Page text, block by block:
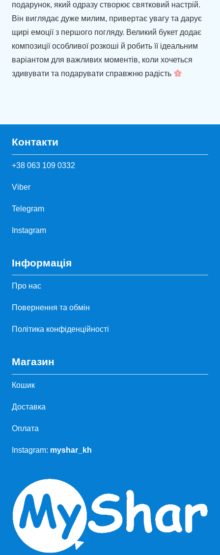
подарунок, який одразу створює святковий настрій.
Він виглядає дуже милим, привертає увагу та дарує
щирі емоції з першого погляду. Великий букет додає
композиції особливої розкоші й робить її ідеальним
варіантом для важливих моментів, коли хочеться
здивувати та подарувати справжню радість
Контакти
+38 063 109 0332
Viber
Telegram
Instagram
Інформація
Про нас
Повернення та обмін
Політика конфіденційності
Магазин
Кошик
Доставка
Оплата
Instagram: myshar_kh